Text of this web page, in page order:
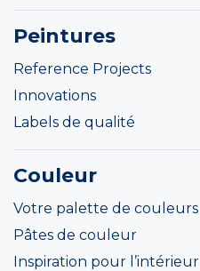
Peintures
Reference Projects
Innovations
Labels de qualité
Couleur
Votre palette de couleurs
Pâtes de couleur
Inspiration pour l’intérieur